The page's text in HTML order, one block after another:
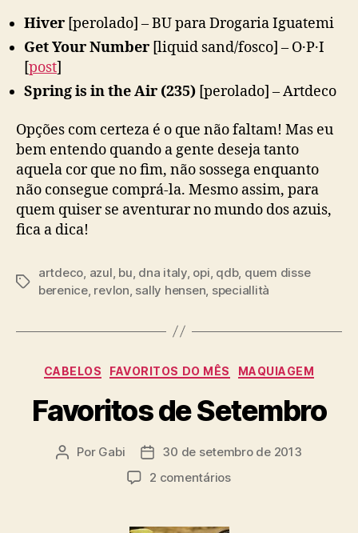
Hiver [perolado] – BU para Drogaria Iguatemi
Get Your Number [liquid sand/fosco] – O·P·I
[post]
Spring is in the Air (235) [perolado] – Artdeco
Opções com certeza é o que não faltam! Mas eu
bem entendo quando a gente deseja tanto
aquela cor que no fim, não sossega enquanto
não consegue comprá-la. Mesmo assim, para
quem quiser se aventurar no mundo dos azuis,
fica a dica!
Tags
artdeco azul bu dna italy, opi qdb, quem disse
berenice, revlon sally hensen speciallità
Categorias
CABELOS FAVORITOS DO MÊS MAQUIAGEM
Favoritos de Setembro
Autor
Por Gabi
Data
de
30 de setembro de 2013
2 comentáriosem